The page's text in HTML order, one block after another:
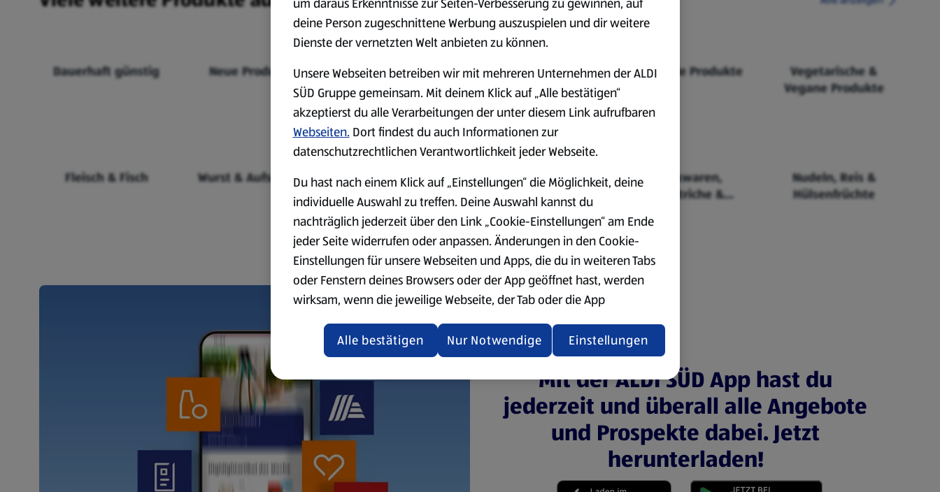
Dauerhaft günstig Neue Produkte Markenprodukte Bio-Produkte Fairtrade Produkte
Vegetarische &
Vegane Produkte
Fleisch & Fisch Wurst & Aufschnitt Käse
Milchprodukte &
Eier
Backwaren,
Aufstriche &
Nudeln, Reis &
Hülsenfrüchte
Mit der ALDI SÜD App hast du
jederzeit und überall alle Angebote
und Prospekte dabei. Jetzt
herunterladen!
deine Person zugeschnittene Werbung auszuspielen und dir weitere
Dienste der vernetzten Welt anbieten zu können.
Unsere Webseiten betreiben wir mit mehreren Unternehmen der ALDI
SÜD Gruppe gemeinsam. Mit deinem Klick auf „Alle bestätigen“
akzeptierst du alle Verarbeitungen der unter diesem Link aufrufbaren
Webseiten. Dort findest du auch Informationen zur
datenschutzrechtlichen Verantwortlichkeit jeder Webseite.
Du hast nach einem Klick auf „Einstellungen“ die Möglichkeit, deine
individuelle Auswahl zu treffen. Deine Auswahl kannst du
nachträglich jederzeit über den Link „Cookie-Einstellungen“ am Ende
jeder Seite widerrufen oder anpassen. Änderungen in den Cookie-
Einstellungen für unsere Webseiten und Apps, die du in weiteren Tabs
oder Fenstern deines Browsers oder der App geöffnet hast, werden
wirksam, wenn die jeweilige Webseite, der Tab oder die App
aktualisiert oder geschlossen und anschließend wieder geöffnet
Datenschutzerklärung zur Verfügung.
Übersicht der Webseitenbetreiber und Datenschutzerklärungen
Einstellungen
Nur Notwendige
Alle bestätigen